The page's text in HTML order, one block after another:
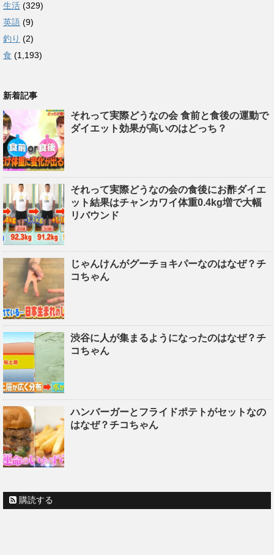
生活 (329)
英語 (9)
釣り (2)
食 (1,193)
新着記事
それって実際どうなの会 食前と食後の運動で
ダイエット効果が高いのはどっち？
それって実際どうなの会の食後にお酢ダイエ
ット結果はチャンカワイ体重0.4kg増で大幅
リバウンド
じゃんけんがグーチョキパーなのはなぜ？チ
コちゃん
渋谷に人が集まるようになったのはなぜ？チ
コちゃん
ハンバーガーとフライドポテトがセットなの
はなぜ？チコちゃん
購読する